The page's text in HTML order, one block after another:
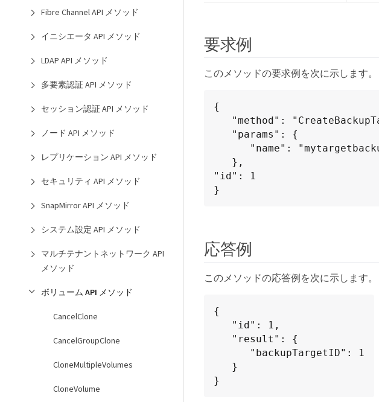
Fibre Channel API メソッド
イニシエータ API メソッド
LDAP API メソッド
多要素認証 API メソッド
セッション認証 API メソッド
ノード API メソッド
レプリケーション API メソッド
セキュリティ API メソッド
SnapMirror API メソッド
システム設定 API メソッド
マルチテナントネットワーク API
メソッド
ボリューム API メソッド
CancelClone
CancelGroupClone
CloneMultipleVolumes
CloneVolume
要求例
このメソッドの要求例を次に示します。
{
"id": 1
}
応答例
このメソッドの応答例を次に示します。
{
}